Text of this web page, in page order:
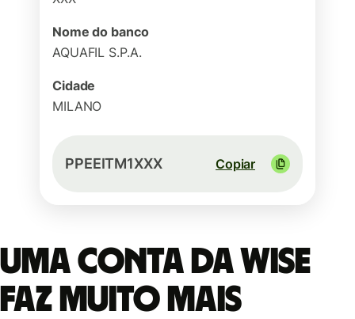
Nome do banco
AQUAFIL S.P.A.
Cidade
MILANO
PPEEITM1XXX Copiar
Uma conta da Wise
faz muito mais